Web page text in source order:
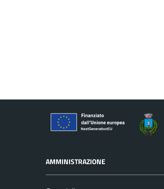
AMMINISTRAZIONE